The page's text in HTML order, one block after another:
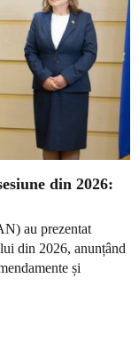
din 2026:
au prezentat
din 2026, anunțând
și